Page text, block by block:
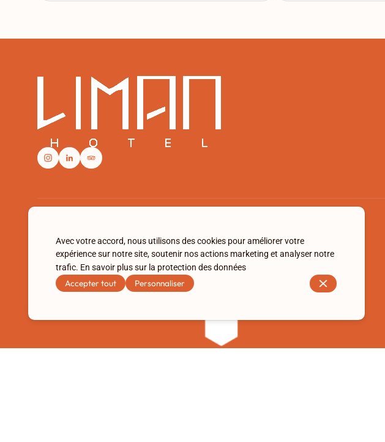
Avec votre accord, nous utilisons des cookies pour améliorer votre
expérience sur notre site, soutenir nos actions marketing et analyser notre
trafic. En savoir plus sur la protection des données
Accepter tout Personnaliser